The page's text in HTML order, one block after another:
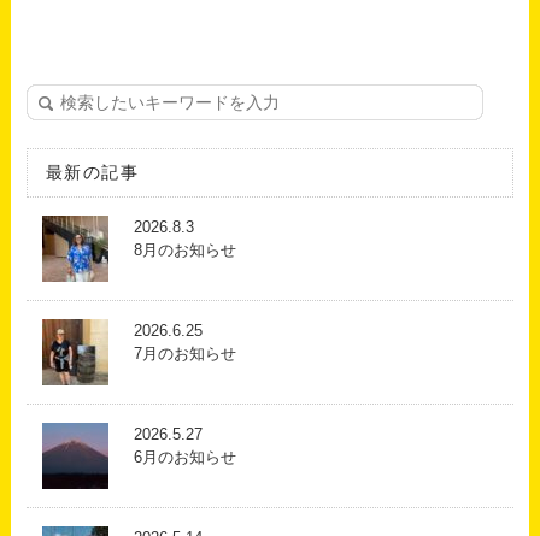
最新の記事
2026.8.3
8月のお知らせ
2026.6.25
7月のお知らせ
2026.5.27
6月のお知らせ